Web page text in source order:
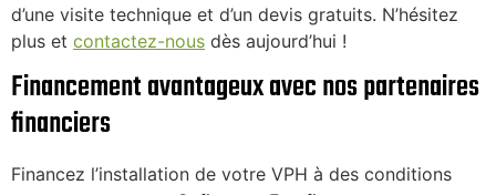
d’une visite technique et d’un devis gratuits. N’hésitez
plus et contactez-nous dès aujourd’hui !
Financement avantageux avec nos partenaires
financiers
Financez l’installation de votre VPH à des conditions